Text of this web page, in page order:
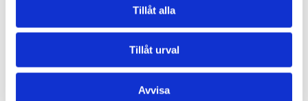
Tillåt alla
Tillåt urval
Avvisa
anderstorpgrand finalegrand
prix götene Kinnekulle Ring mantorp park
mantorp park sept